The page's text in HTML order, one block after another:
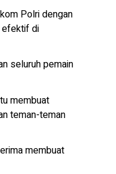
Polri dengan
efektif di
seluruh pemain
membuat
teman-teman
membuat